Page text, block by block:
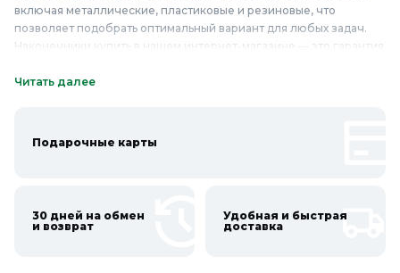
включая металлические, пластиковые и резиновые, что
позволяет подобрать оптимальный вариант для любых задач.
Наконечники купить в нашем интернет-магазине — это гарантия
ремонте, а также при выполнении отделочных работ,
отличаются высокой прочностью и устойчивостью к внешним
долговечности!
Читать далее
Подарочные карты
30 дней на обмен
и возврат
Удобная и быстрая
доставка